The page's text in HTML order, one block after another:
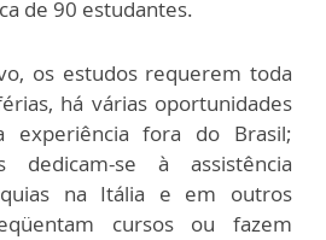
de 90 estudantes.
os estudos requerem toda
há várias oportunidades
experiência fora do Brasil;
dedicam-se à assistência
na Itália e em outros
cursos ou fazem